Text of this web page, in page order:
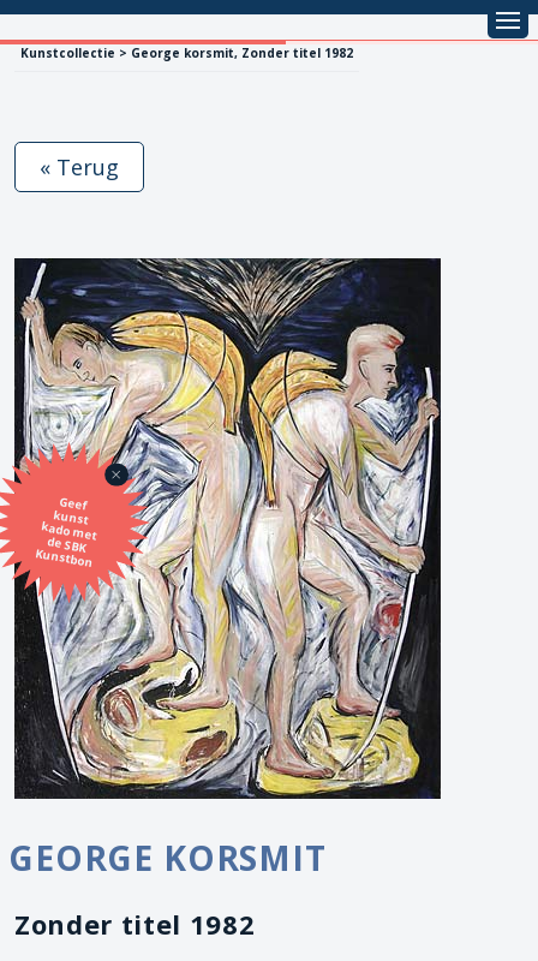
Kunstcollectie > George korsmit, Zonder titel 1982
Geef
kunst
kado met
de SBK
Kunstbon
« Terug
GEORGE KORSMIT
Zonder titel 1982